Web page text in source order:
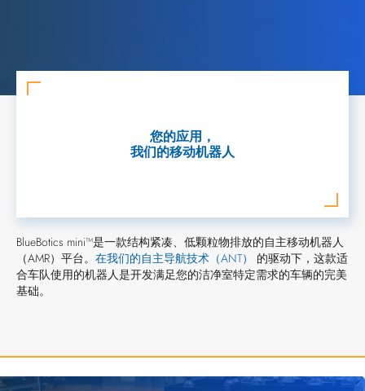
您的应用，
我们的移动机器人
BlueBotics mini™是一款结构紧凑、低颗粒物排放的自主移动机器人
（AMR）平台。 在我们的自主导航技术（ANT）
的驱动下，这款适
合车队使用的机器人是开发满足您的洁净室特定需求的车辆的完美
基础。